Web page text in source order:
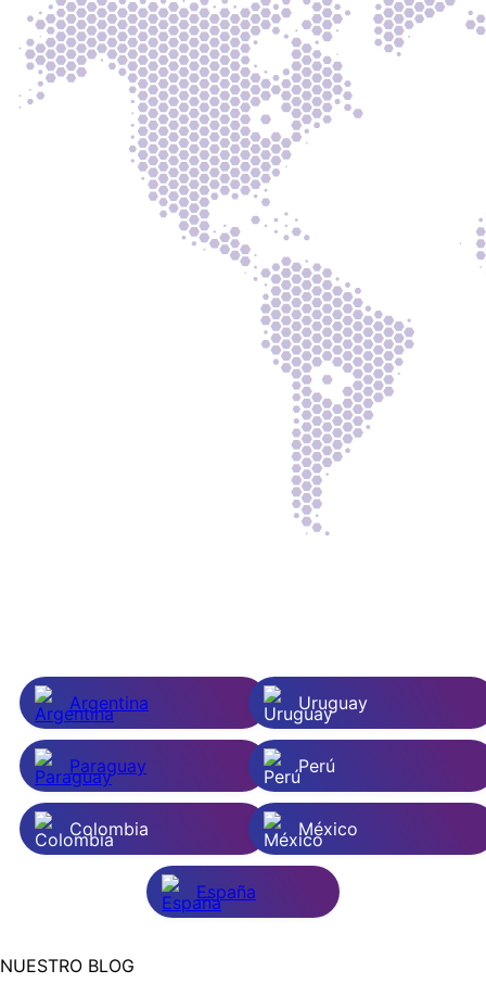
Argentina Uruguay
Paraguay Perú
Colombia México
España
NUESTRO BLOG